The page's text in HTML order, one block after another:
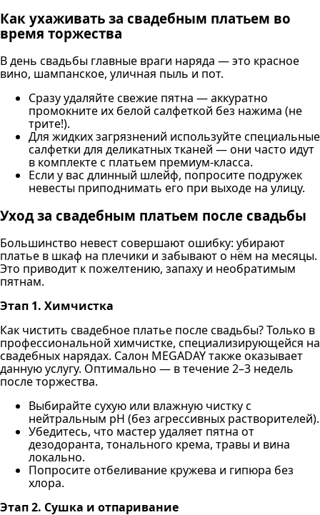
Как ухаживать за свадебным платьем во
время торжества
В день свадьбы главные враги наряда — это красное
вино, шампанское, уличная пыль и пот.
Сразу удаляйте свежие пятна — аккуратно
промокните их белой салфеткой без нажима (не
трите!).
Для жидких загрязнений используйте специальные
салфетки для деликатных тканей — они часто идут
в комплекте с платьем премиум-класса.
Если у вас длинный шлейф, попросите подружек
невесты приподнимать его при выходе на улицу.
Уход за свадебным платьем после свадьбы
Большинство невест совершают ошибку: убирают
платье в шкаф на плечики и забывают о нём на месяцы.
Это приводит к пожелтению, запаху и необратимым
пятнам.
Этап 1. Химчистка
Как чистить свадебное платье после свадьбы? Только в
профессиональной химчистке, специализирующейся на
свадебных нарядах. Салон MEGADAY также оказывает
данную услугу. Оптимально — в течение 2–3 недель
после торжества.
Выбирайте сухую или влажную чистку с
нейтральным pH (без агрессивных растворителей).
Убедитесь, что мастер удаляет пятна от
дезодоранта, тонального крема, травы и вина
локально.
Попросите отбеливание кружева и гипюра без
хлора.
Этап 2. Сушка и отпаривание